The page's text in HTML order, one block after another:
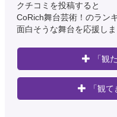
クチコミを投稿すると
CoRich舞台芸術！のラン
面白そうな舞台を応援しま
「観
「観